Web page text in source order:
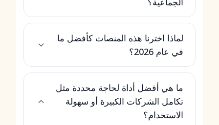
لماذا اخترنا هذه المنصات كأفضل ما
في عام 2026؟
ما هي أفضل أداة لحاجة محددة مثل
تكامل الشركات الكبيرة أو سهولة
الاستخدام؟